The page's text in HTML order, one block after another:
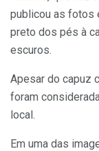
publicou as fotos
preto dos pés à
escuros.
Apesar do capuz
foram
local.
Em uma das